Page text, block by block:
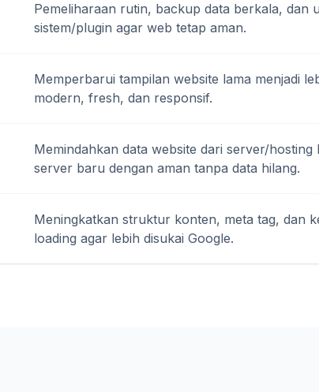
Pemeliharaan rutin, backup data berkala, dan
sistem/plugin agar web tetap aman.
Memperbarui tampilan website lama menjadi
modern, fresh, dan responsif.
Memindahkan data website dari server/hosting
server baru dengan aman tanpa data hilang.
Meningkatkan struktur konten, meta tag, dan
loading agar lebih disukai Google.